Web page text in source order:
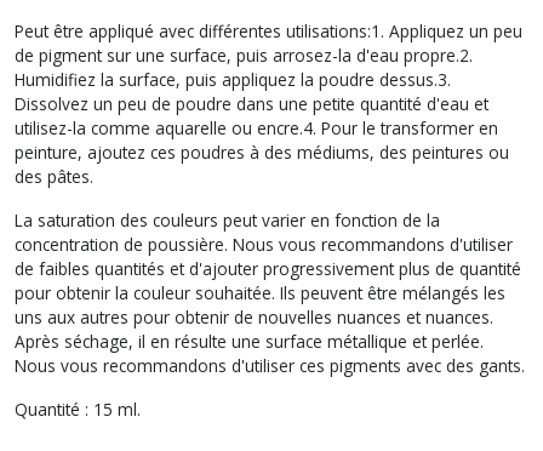
Peut être appliqué avec différentes utilisations:1. Appliquez un peu
de pigment sur une surface, puis arrosez-la d'eau propre.2.
Humidifiez la surface, puis appliquez la poudre dessus.3.
Dissolvez un peu de poudre dans une petite quantité d'eau et
utilisez-la comme aquarelle ou encre.4. Pour le transformer en
peinture, ajoutez ces poudres à des médiums, des peintures ou
des pâtes.
La saturation des couleurs peut varier en fonction de la
concentration de poussière. Nous vous recommandons d'utiliser
de faibles quantités et d'ajouter progressivement plus de quantité
pour obtenir la couleur souhaitée. Ils peuvent être mélangés les
uns aux autres pour obtenir de nouvelles nuances et nuances.
Après séchage, il en résulte une surface métallique et perlée.
Nous vous recommandons d'utiliser ces pigments avec des gants.
Quantité : 15 ml.